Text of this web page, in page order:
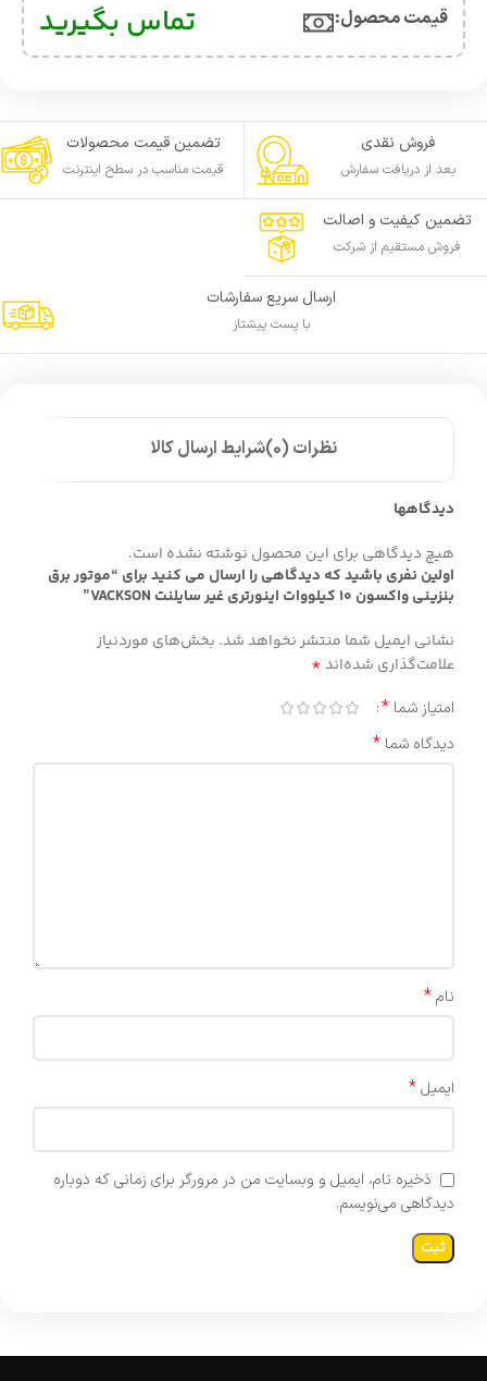
قیمت محصول:​ تماس بگیرید
فروش نقدی
بعد از دریافت سفارش
تضمین قیمت محصولات
قیمت مناسب در سطح اینترنت
تضمین کیفیت و اصالت
فروش مستقیم از شرکت
ارسال سریع سفارشات
با پست پیشتاز
نظرات (0) شرایط ارسال کالا
دیدگاهها
هیچ دیدگاهی برای این محصول نوشته نشده است.
اولین نفری باشید که دیدگاهی را ارسال می کنید برای “موتور برق
بنزینی واکسون 10 کیلووات اینورتری غیر سایلنت VACKSON”
نشانی ایمیل شما منتشر نخواهد شد. بخش‌های موردنیاز
علامت‌گذاری شده‌اند*
امتیاز شما *
دیدگاه شما *
نام*
ایمیل*
ذخیره نام، ایمیل و وبسایت من در مرورگر برای زمانی که دوباره
دیدگاهی می‌نویسم.